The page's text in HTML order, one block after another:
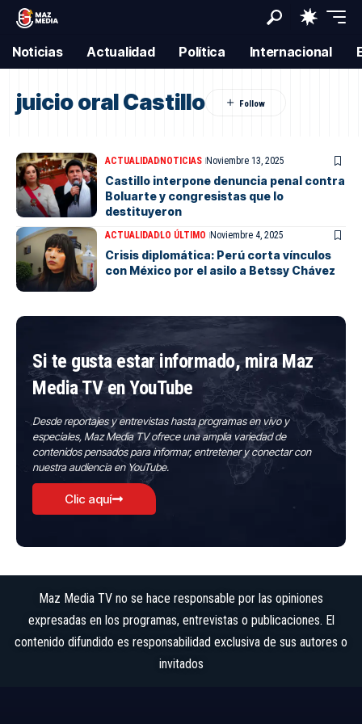
Noticias Actualidad Política Internacional
juicio oral Castillo
ACTUALIDADNOTICIAS Noviembre 13, 2025
Castillo interpone denuncia penal contra
Boluarte y congresistas que lo
destituyeron
ACTUALIDADLO ÚLTIMO Noviembre 4, 2025
Crisis diplomática: Perú corta vínculos
con México por el asilo a Betssy Chávez
Si te gusta estar informado, mira Maz
Media TV en YouTube
Desde reportajes y entrevistas hasta programas en vivo y
especiales, Maz Media TV ofrece una amplia variedad de
contenidos pensados para informar, entretener y conectar con
nuestra audiencia en YouTube.
Clic aquí
Maz Media TV no se hace responsable por las opiniones
expresadas en los programas, entrevistas o publicaciones. El
contenido difundido es responsabilidad exclusiva de sus autores o
invitados